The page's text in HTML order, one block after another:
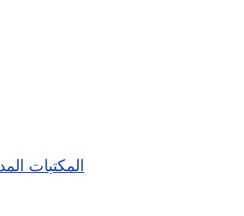
المكتبات